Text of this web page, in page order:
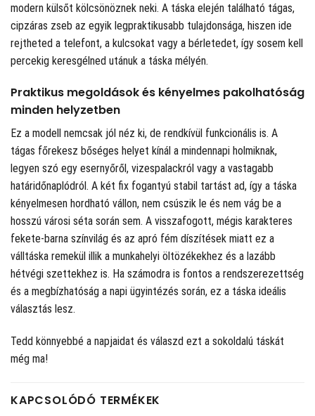
modern külsőt kölcsönöznek neki. A táska elején található tágas,
cipzáras zseb az egyik legpraktikusabb tulajdonsága, hiszen ide
rejtheted a telefont, a kulcsokat vagy a bérletedet, így sosem kell
percekig keresgélned utánuk a táska mélyén.
Praktikus megoldások és kényelmes pakolhatóság
minden helyzetben
Ez a modell nemcsak jól néz ki, de rendkívül funkcionális is. A
tágas főrekesz bőséges helyet kínál a mindennapi holmiknak,
legyen szó egy esernyőről, vizespalackról vagy a vastagabb
határidőnaplódról. A két fix fogantyú stabil tartást ad, így a táska
kényelmesen hordható vállon, nem csúszik le és nem vág be a
hosszú városi séta során sem. A visszafogott, mégis karakteres
fekete-barna színvilág és az apró fém díszítések miatt ez a
válltáska remekül illik a munkahelyi öltözékekhez és a lazább
hétvégi szettekhez is. Ha számodra is fontos a rendszerezettség
és a megbízhatóság a napi ügyintézés során, ez a táska ideális
választás lesz.
Tedd könnyebbé a napjaidat és válaszd ezt a sokoldalú táskát
még ma!
KAPCSOLÓDÓ TERMÉKEK